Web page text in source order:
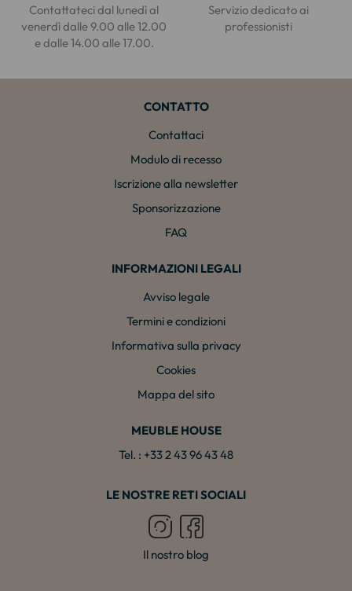
Contattateci dal lunedì al
venerdì dalle 9.00 alle 12.00
e dalle 14.00 alle 17.00.
Servizio dedicato ai
professionisti
CONTATTO
Contattaci
Modulo di recesso
Iscrizione alla newsletter
Sponsorizzazione
FAQ
INFORMAZIONI LEGALI
Avviso legale
Termini e condizioni
Informativa sulla privacy
Cookies
Mappa del sito
MEUBLE HOUSE
Tel. : +33 2 43 96 43 48
LE NOSTRE RETI SOCIALI
Il nostro blog